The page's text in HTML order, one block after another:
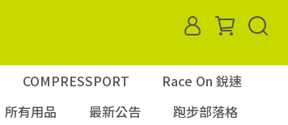
COMPRESSPORT
Race On 銳速
所有用品 最新公告
跑步部落格